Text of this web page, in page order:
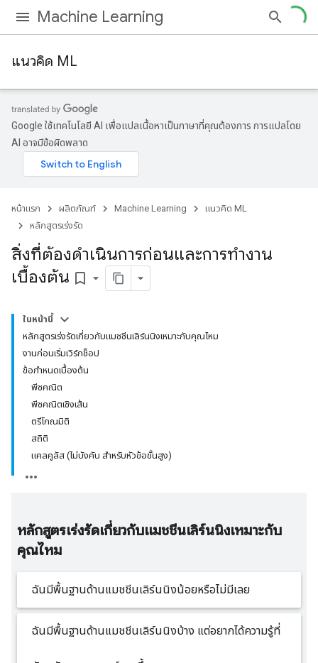
Machine Learning
แนวคิด ML
Google ใช้เทคโนโลยี AI เพื่อแปลเนื้อหาเป็นภาษาที่คุณต้องการ การแปลโดย
AI อาจมีข้อผิดพลาด
หน้าแรก ผลิตภัณฑ์ Machine Learning
แนวคิด ML
หลักสูตรเร่งรัด
สิ่งที่ต้องดำเนินการก่อนและการทำงาน
เบื้องต้น bookmark_border
ในหน้านี้
หลักสูตรเร่งรัดเกี่ยวกับแมชชีนเลิร์นนิงเหมาะกับคุณไหม
งานก่อนเริ่มเวิร์กช็อป
ข้อกำหนดเบื้องต้น
พีชคณิต
พีชคณิตเชิงเส้น
ตรีโกณมิติ
สถิติ
แคลคูลัส (ไม่บังคับ สำหรับหัวข้อขั้นสูง)
หลักสูตรเร่งรัดเกี่ยวกับแมชชีนเลิร์นนิงเหมาะกับ
คุณไหม
ฉันมีพื้นฐานด้านแมชชีนเลิร์นนิงน้อยหรือไม่มีเลย
ฉันมีพื้นฐานด้านแมชชีนเลิร์นนิงบ้าง แต่อยากได้ความรู้ที่